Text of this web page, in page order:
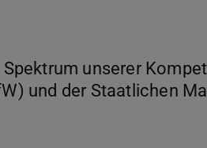
Spektrum unserer
und der Staatlichen